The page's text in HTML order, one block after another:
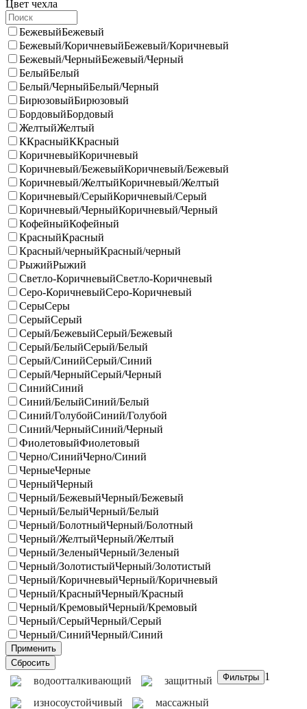
Цвет чехла
БежевыйБежевый
Бежевый/КоричневыйБежевый/Коричневый
Бежевый/ЧерныйБежевый/Черный
БелыйБелый
Белый/ЧерныйБелый/Черный
БирюзовыйБирюзовый
БордовыйБордовый
ЖелтыйЖелтый
ККрасныйККрасный
КоричневыйКоричневый
Коричневый/БежевыйКоричневый/Бежевый
Коричневый/ЖелтыйКоричневый/Желтый
Коричневый/СерыйКоричневый/Серый
Коричневый/ЧерныйКоричневый/Черный
КофейныйКофейный
КрасныйКрасный
Красный/черныйКрасный/черный
РыжийРыжий
Светло-КоричневыйСветло-Коричневый
Серо-КоричневыйСеро-Коричневый
СерыСеры
СерыйСерый
Серый/БежевыйСерый/Бежевый
Серый/БелыйСерый/Белый
Серый/СинийСерый/Синий
Серый/ЧерныйСерый/Черный
СинийСиний
Синий/БелыйСиний/Белый
Синий/ГолубойСиний/Голубой
Синий/ЧерныйСиний/Черный
ФиолетовыйФиолетовый
Черно/СинийЧерно/Синий
ЧерныеЧерные
ЧерныйЧерный
Черный/БежевыйЧерный/Бежевый
Черный/БелыйЧерный/Белый
Черный/БолотныйЧерный/Болотный
Черный/ЖелтыйЧерный/Желтый
Черный/ЗеленыйЧерный/Зеленый
Черный/ЗолотистыйЧерный/Золотистый
Черный/КоричневыйЧерный/Коричневый
Черный/КрасныйЧерный/Красный
Черный/КремовыйЧерный/Кремовый
Черный/СерыйЧерный/Серый
Черный/СинийЧерный/Синий
водоотталкивающий
защитный
износоустойчивый
массажный
1